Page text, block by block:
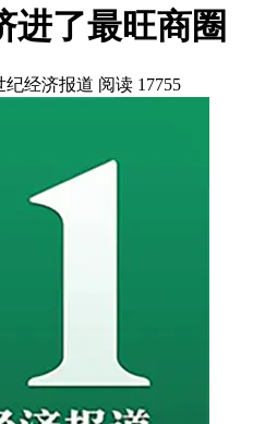
进了最旺商圈
纪经济报道 阅读 17755